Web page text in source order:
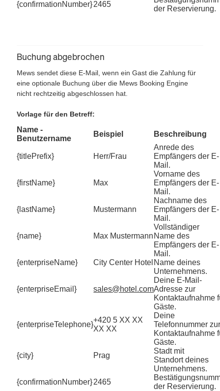
{confirmationNumber}2465
der Reservierung.
Buchung abgebrochen
Mews sendet diese E-Mail, wenn ein Gast die Zahlung für
eine optionale Buchung über die Mews Booking Engine
nicht rechtzeitig abgeschlossen hat.
Vorlage für den Betreff:
Name -
Benutzername
Beispiel Beschreibung
{titlePrefix} Herr/Frau
Anrede des
Empfängers der E-
Mail.
{firstName} Max
Vorname des
Empfängers der E-
Mail.
{lastName} Mustermann
Nachname des
Empfängers der E-
Mail.
{name} Max Mustermann
Vollständiger
Name des
Empfängers der E-
Mail.
{enterpriseName}
City Center Hotel Name deines
Unternehmens.
{enterpriseEmail} sales@hotel.com
Deine E-Mail-
Adresse zur
Kontaktaufnahme
Gäste.
{enterpriseTelephone}
+420 5 XX XX
XX XX
Deine
Telefonnummer
Kontaktaufnahme
Gäste.
{city}
Prag
Stadt mit
Standort deines
Unternehmens.
{confirmationNumber}2465
der Reservierung.